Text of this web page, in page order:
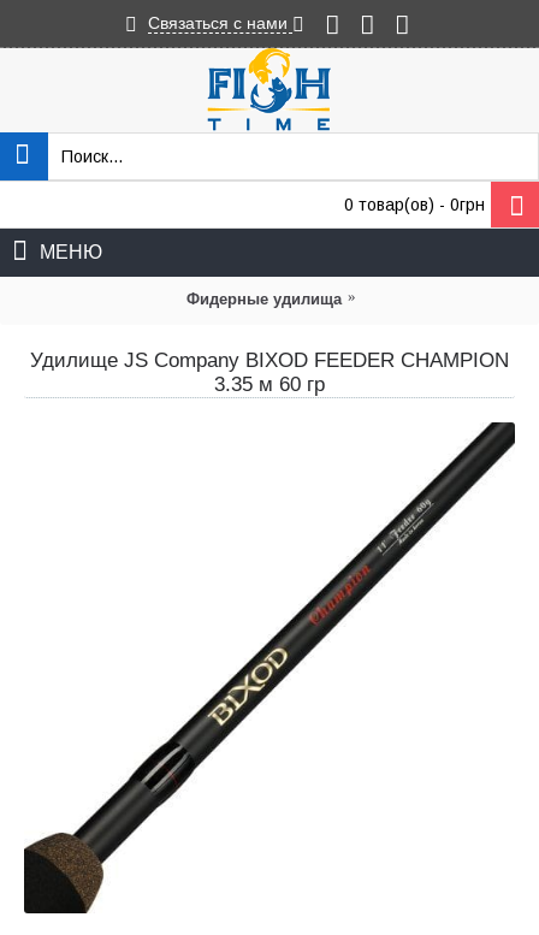
Связаться с нами
0 товар(ов) - 0грн
МЕНЮ
Фидерные удилища
Удилище JS Company BIXOD FEEDER CHAMPION
3.35 м 60 гр